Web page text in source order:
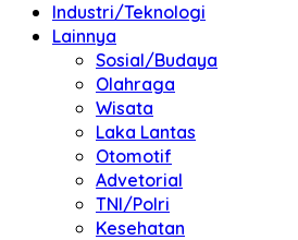
Industri/Teknologi
Lainnya
Sosial/Budaya
Olahraga
Wisata
Laka Lantas
Otomotif
Advetorial
TNI/Polri
Kesehatan